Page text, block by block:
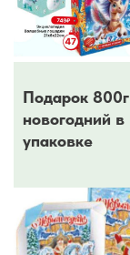
Подарок 800г
новогодний в
упаковке